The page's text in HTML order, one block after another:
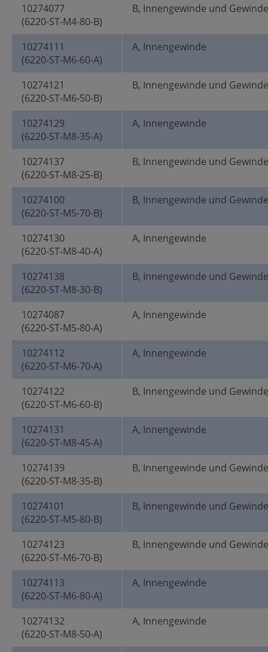
10274077
(6220-ST-M4-80-B)
B, Innengewinde und
10274111
(6220-ST-M6-60-A)
A, Innengewinde
10274121
(6220-ST-M6-50-B)
B, Innengewinde und
10274129
(6220-ST-M8-35-A)
A, Innengewinde
10274137
(6220-ST-M8-25-B)
B, Innengewinde und
10274100
(6220-ST-M5-70-B)
B, Innengewinde und
10274130
(6220-ST-M8-40-A)
A, Innengewinde
10274138
(6220-ST-M8-30-B)
B, Innengewinde und
10274087
(6220-ST-M5-80-A)
A, Innengewinde
10274112
(6220-ST-M6-70-A)
A, Innengewinde
10274122
(6220-ST-M6-60-B)
B, Innengewinde und
10274131
(6220-ST-M8-45-A)
A, Innengewinde
10274139
(6220-ST-M8-35-B)
B, Innengewinde und
10274101
(6220-ST-M5-80-B)
B, Innengewinde und
10274123
(6220-ST-M6-70-B)
B, Innengewinde und
10274113
(6220-ST-M6-80-A)
A, Innengewinde
10274132
(6220-ST-M8-50-A)
A, Innengewinde